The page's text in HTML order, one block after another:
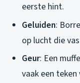
eerste hint.
Geluiden:
op lucht die
Geur: Een
vaak een